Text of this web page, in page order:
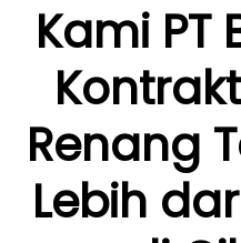
Kami PT
Renang
Lebih